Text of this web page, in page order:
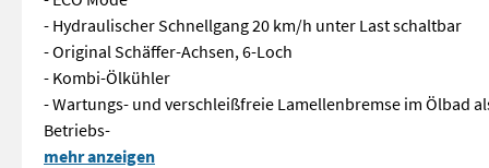
- Hydraulischer Schnellgang 20 km/h unter Last schaltbar
- Original Schäffer-Achsen, 6-Loch
- Kombi-Ölkühler
- Wartungs- und verschleißfreie Lamellenbremse im Ölbad
Betriebs-
Schäffer Hoflader Serienausstattung: - 3-Zylinder-
mehr anzeigen